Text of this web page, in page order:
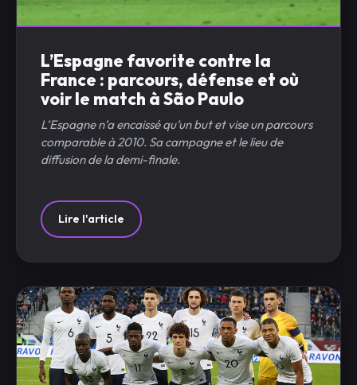
L’Espagne favorite contre la
France : parcours, défense et où
voir le match à São Paulo
L’Espagne n’a encaissé qu’un but et vise un parcours
comparable à 2010. Sa campagne et le lieu de
diffusion de la demi-finale.
Lire l'article